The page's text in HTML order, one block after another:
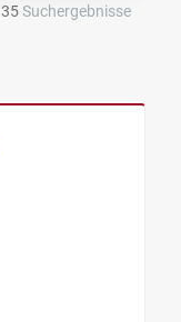
35Suchergebnisse